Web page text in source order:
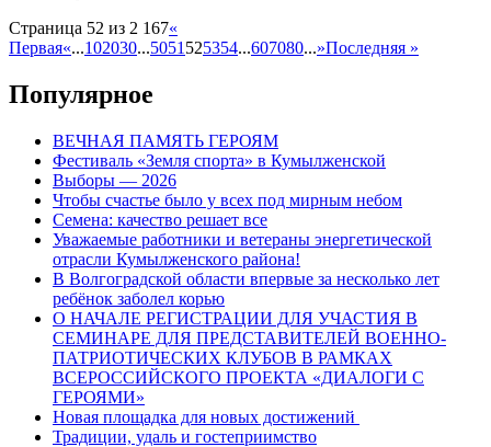
Страница 52 из 2 167«
Первая«...102030...5051 525354...607080...»Последняя »
Популярное
ВЕЧНАЯ ПАМЯТЬ ГЕРОЯМ
Фестиваль «Земля спорта» в Кумылженской
Выборы — 2026
Чтобы счастье было у всех под мирным небом
Семена: качество решает все
Уважаемые работники и ветераны энергетической
отрасли Кумылженского района!
В Волгоградской области впервые за несколько лет
ребёнок заболел корью
О НАЧАЛЕ РЕГИСТРАЦИИ ДЛЯ УЧАСТИЯ В
СЕМИНАРЕ ДЛЯ ПРЕДСТАВИТЕЛЕЙ ВОЕННО-
ПАТРИОТИЧЕСКИХ КЛУБОВ В РАМКАХ
ВСЕРОССИЙСКОГО ПРОЕКТА «ДИАЛОГИ С
ГЕРОЯМИ»
Новая площадка для новых достижений
Традиции, удаль и гостеприимство